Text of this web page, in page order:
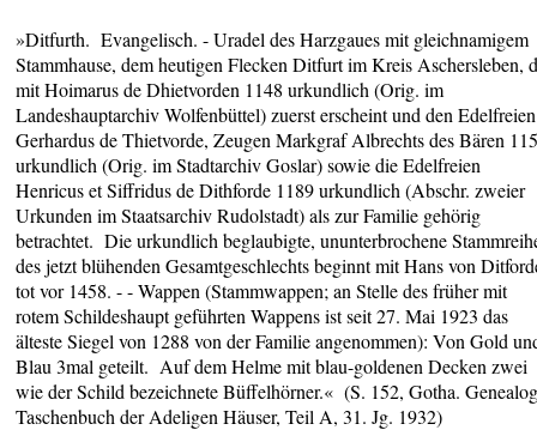
»Ditfurth. Evangelisch. - Uradel des Harzgaues mit gleichnamigem
Stammhause, dem heutigen Flecken Ditfurt im Kreis Aschersleben,
mit Hoimarus de Dhietvorden 1148 urkundlich (Orig. im
Landeshauptarchiv Wolfenbüttel) zuerst erscheint und den Edelfreien
Gerhardus de Thietvorde, Zeugen Markgraf Albrechts des Bären
urkundlich (Orig. im Stadtarchiv Goslar) sowie die Edelfreien
Henricus et Siffridus de Dithforde 1189 urkundlich (Abschr. zweier
Urkunden im Staatsarchiv Rudolstadt) als zur Familie gehörig
betrachtet. Die urkundlich beglaubigte, ununterbrochene
des jetzt blühenden Gesamtgeschlechts beginnt mit Hans von
tot vor 1458. - - Wappen (Stammwappen; an Stelle des früher mit
rotem Schildeshaupt geführten Wappens ist seit 27. Mai 1923 das
älteste Siegel von 1288 von der Familie angenommen): Von Gold
Blau 3mal geteilt. Auf dem Helme mit blau-goldenen Decken zwei
wie der Schild bezeichnete Büffelhörner.« (S. 152, Gotha.
Taschenbuch der Adeligen Häuser, Teil A, 31. Jg. 1932)